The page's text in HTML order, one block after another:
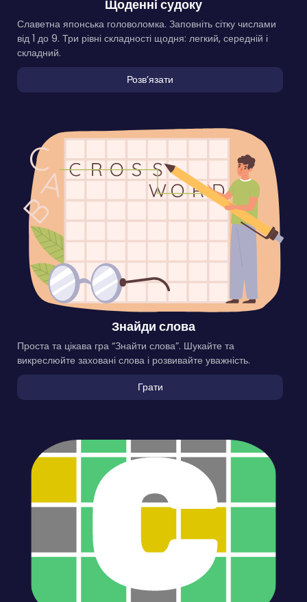
Щоденні судоку
Славетна японська головоломка. Заповніть сітку числами
від 1 до 9. Три рівні складності щодня: легкий, середній і
складний.
Розвʼязати
Знайди слова
Проста та цікава гра “Знайти слова”. Шукайте та
викреслюйте заховані слова і розвивайте уважність.
Грати